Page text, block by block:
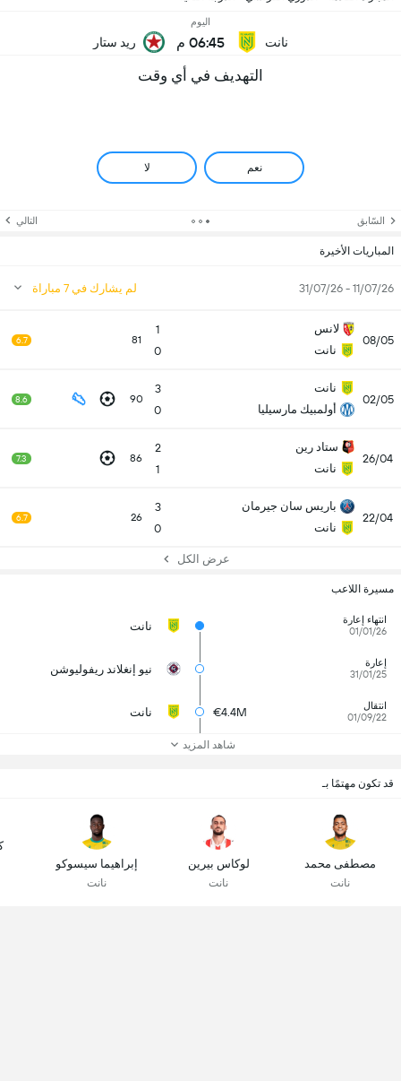
نانت
اليوم
06:45 م ريد ستار
التهديف في أي وقت
نعم لا
السّابق التالي
المباريات الأخيرة
11/07/26 - 31/07/26 لم يشارك في 7 مباراة
08/05
لانس
نانت
1
0
81
6.7
02/05
نانت
أولمبيك مارسيليا
3
0
90
8.6
26/04
ستاد رين
نانت
2
1
86
7.3
22/04
باريس سان جيرمان
نانت
3
0
26
6.7
عرض الكل
مسيرة اللاعب
انتهاء إعارة
01/01/26
نانت
إعارة
31/01/25
نيو إنغلاند ريفوليوشن
انتقال
01/09/22
€4.4M نانت
شاهد المزيد
قد تكون مهتمًا بـ
مصطفى محمد
نانت
لوكاس بيرين
نانت
إبراهيما سيسوكو
نانت